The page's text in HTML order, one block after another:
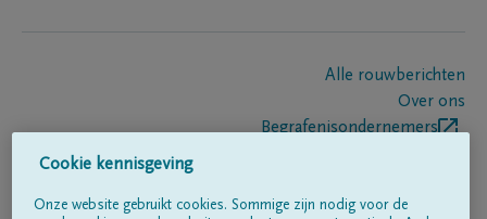
Alle rouwberichten
Over ons
Begrafenisondernemers
Cookie kennisgeving
Onze website gebruikt cookies. Sommige zijn nodig voor de